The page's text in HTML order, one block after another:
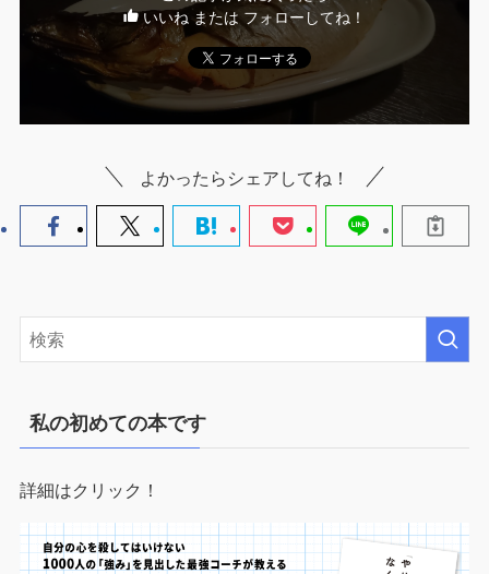
いいね または フォローしてね！
よかったらシェアしてね！
私の初めての本です
詳細はクリック！